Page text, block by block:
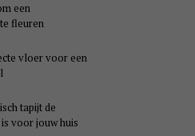
een
fleuren
vloer voor een
tapijt de
voor jouw huis